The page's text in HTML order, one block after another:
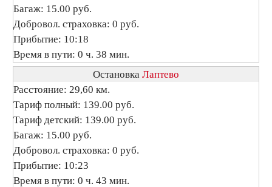
Багаж: 15.00 руб.
Добровол. страховка: 0 руб.
Прибытие: 10:18
Время в пути: 0 ч. 38 мин.
Остановка Лаптево
Расстояние: 29,60 км.
Тариф полный: 139.00 руб.
Тариф детский: 139.00 руб.
Багаж: 15.00 руб.
Добровол. страховка: 0 руб.
Прибытие: 10:23
Время в пути: 0 ч. 43 мин.